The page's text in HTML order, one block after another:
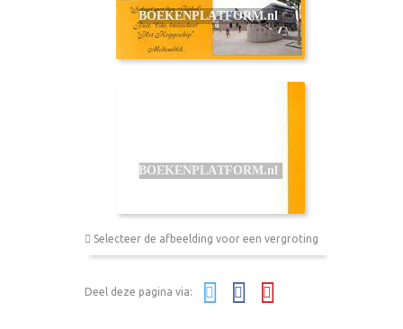
Selecteer de afbeelding voor een vergroting
Deel deze pagina via: